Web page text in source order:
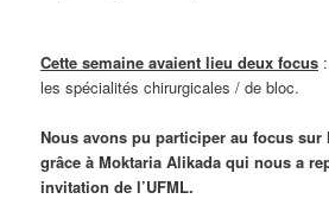
Cette semaine avaient lieu deux focus
les spécialités chirurgicales / de bloc.
Nous avons pu participer au focus sur
grâce à Moktaria Alikada qui nous a
invitation de l’UFML.